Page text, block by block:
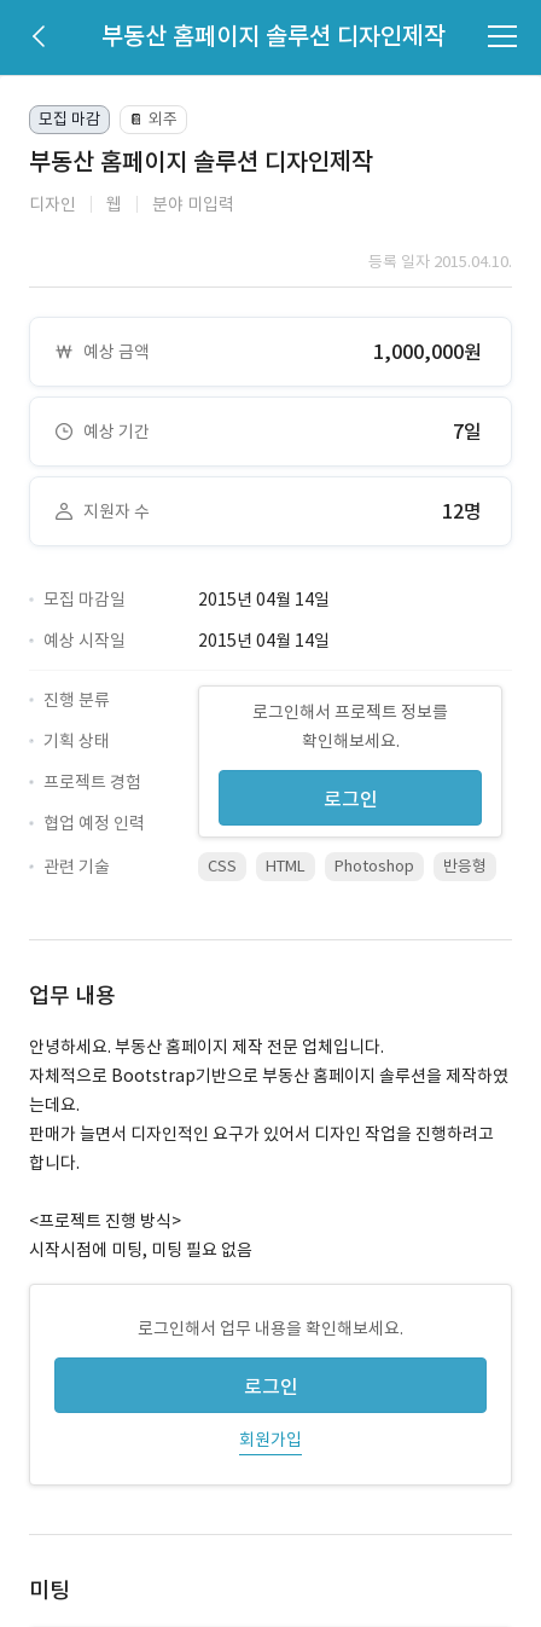
부동산 홈페이지 솔루션 디자인제작
모집 마감 📔 외주
부동산 홈페이지 솔루션 디자인제작
디자인 웹 분야 미입력
등록 일자 2015.04.10.
예상 금액 1,000,000원
예상 기간 7일
지원자 수 12명
모집 마감일
2015년 04월 14일
예상 시작일
2015년 04월 14일
로그인해서 프로젝트 정보를
확인해보세요.
로그인
진행 분류
기획 상태
프로젝트 경험
협업 예정 인력
관련 기술
CSS HTML Photoshop 반응형
업무 내용
안녕하세요. 부동산 홈페이지 제작 전문 업체입니다.
자체적으로 Bootstrap기반으로 부동산 홈페이지 솔루션을 제작하였
는데요.
판매가 늘면서 디자인적인 요구가 있어서 디자인 작업을 진행하려고
합니다.
<프로젝트 진행 방식>
시작시점에 미팅, 미팅 필요 없음
로그인해서 업무 내용을 확인해보세요.
로그인
회원가입
미팅